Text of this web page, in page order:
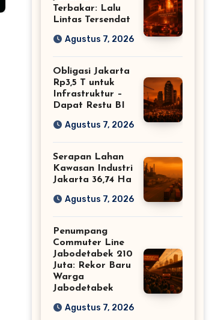
Terbakar: Lalu
Lintas Tersendat
Agustus 7, 2026
Obligasi Jakarta
Rp3,5 T untuk
Infrastruktur –
Dapat Restu BI
Agustus 7, 2026
Serapan Lahan
Kawasan Industri
Jakarta 36,74 Ha
Agustus 7, 2026
Penumpang
Commuter Line
Jabodetabek 210
Juta: Rekor Baru
Warga
Jabodetabek
Agustus 7, 2026